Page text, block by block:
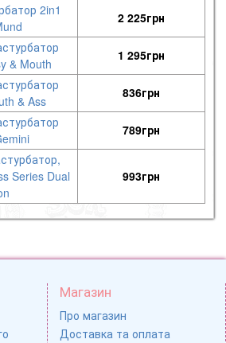
2in1
2 225грн
& Mouth
1 295грн
& Ass
836грн
789грн
Series Dual
993грн
Магазин
Про магазин
Доставка та оплата